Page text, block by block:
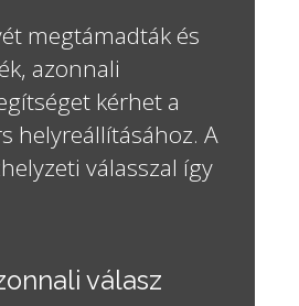
megtámadták és
azonnali
kérhet a
helyreállításához. A
válasszal így
válasz